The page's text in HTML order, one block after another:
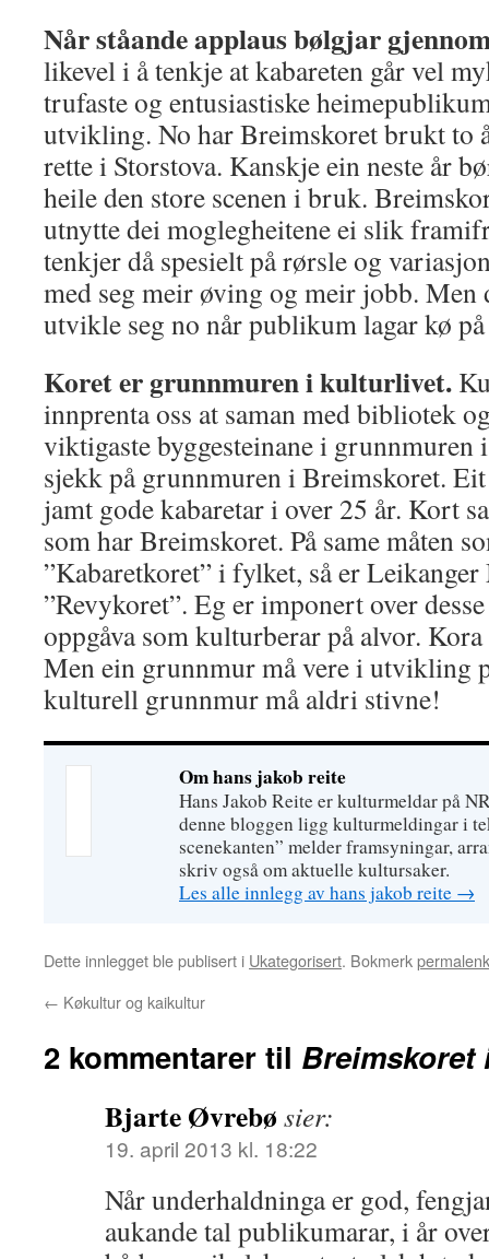
Når ståande applaus bølgjar
likevel i å tenkje at kabareten går vel
trufaste og entusiastiske
utvikling. No har Breimskoret brukt to
rette i Storstova. Kanskje ein neste år
heile den store scenen i bruk.
utnytte dei moglegheitene ei slik
tenkjer då spesielt på rørsle og
med seg meir øving og meir jobb. Men
utvikle seg no når publikum lagar kø
Koret er grunnmuren i kulturlivet.
innprenta oss at saman med bibliotek
viktigaste byggesteinane i
sjekk på grunnmuren i Breimskoret.
jamt gode kabaretar i over 25 år. Kort
som har Breimskoret. På same måten
”Kabaretkoret” i fylket, så er
”Revykoret”. Eg er imponert over
oppgåva som kulturberar på alvor.
Men ein grunnmur må vere i utvikling
kulturell grunnmur må aldri stivne!
Om hans jakob reite
Hans Jakob Reite er kulturmeldar på
denne bloggen ligg kulturmeldingar i
scenekanten” melder framsyningar,
skriv også om aktuelle kultursaker.
Les alle innlegg av hans jakob reite →
Dette innlegget ble publisert i Ukategorisert. Bokmerk
← Køkultur og kaikultur
2 kommentarer til Breimskoret
Bjarte Øvrebø sier:
19. april 2013 kl. 18:22
Når underhaldninga er god,
aukande tal publikumarar, i år